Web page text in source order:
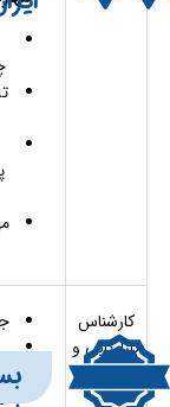
کارشناس
بازاریابی و
فروش